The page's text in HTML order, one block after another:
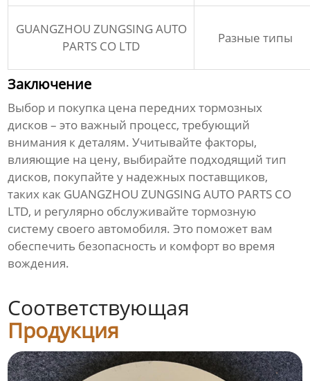
GUANGZHOU ZUNGSING AUTO
PARTS CO LTD
Разные типы
Заключение
Выбор и покупка цена передних тормозных
дисков – это важный процесс, требующий
внимания к деталям. Учитывайте факторы,
влияющие на цену, выбирайте подходящий тип
дисков, покупайте у надежных поставщиков,
таких как GUANGZHOU ZUNGSING AUTO PARTS CO
LTD, и регулярно обслуживайте тормозную
систему своего автомобиля. Это поможет вам
обеспечить безопасность и комфорт во время
вождения.
Соответствующая
Продукция